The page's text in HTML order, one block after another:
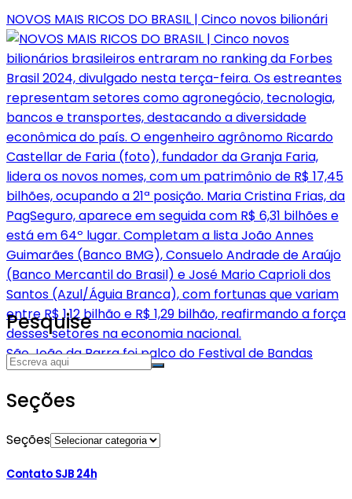
NOVOS MAIS RICOS DO BRASIL | Cinco novos bilionári
São João da Barra foi palco do Festival de Bandas
Pesquise
Seções
Seções
Contato SJB 24h